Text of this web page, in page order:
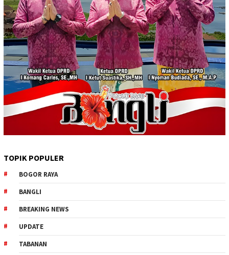
TOPIK POPULER
BOGOR RAYA
BANGLI
BREAKING NEWS
UPDATE
TABANAN